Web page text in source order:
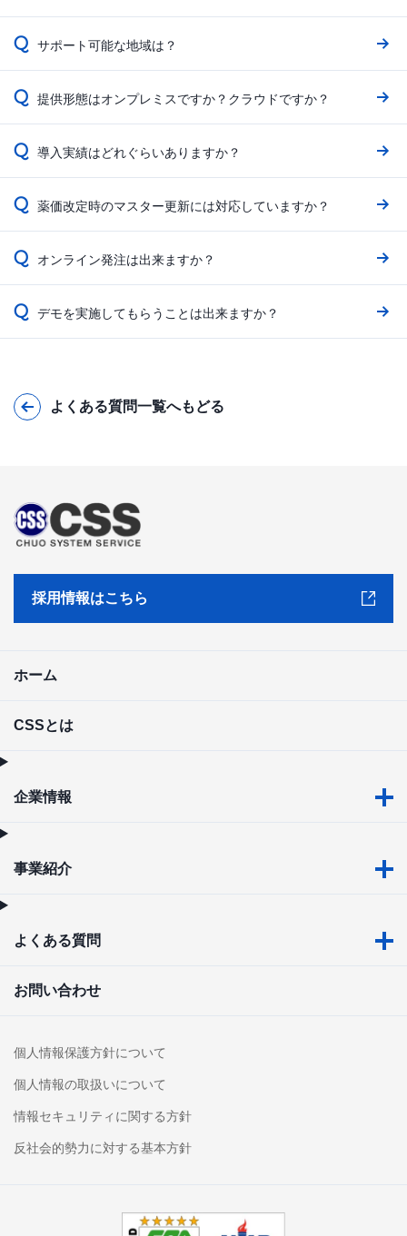
Q サポート可能な地域は？
Q 提供形態はオンプレミスですか？クラウドですか？
Q 導入実績はどれぐらいありますか？
Q 薬価改定時のマスター更新には対応していますか？
Q オンライン発注は出来ますか？
Q デモを実施してもらうことは出来ますか？
よくある質問一覧へもどる
採用情報はこちら
ホーム
CSSとは
企業情報
事業紹介
よくある質問
お問い合わせ
個人情報保護方針について
個人情報の取扱いについて
情報セキュリティに関する方針
反社会的勢力に対する基本方針